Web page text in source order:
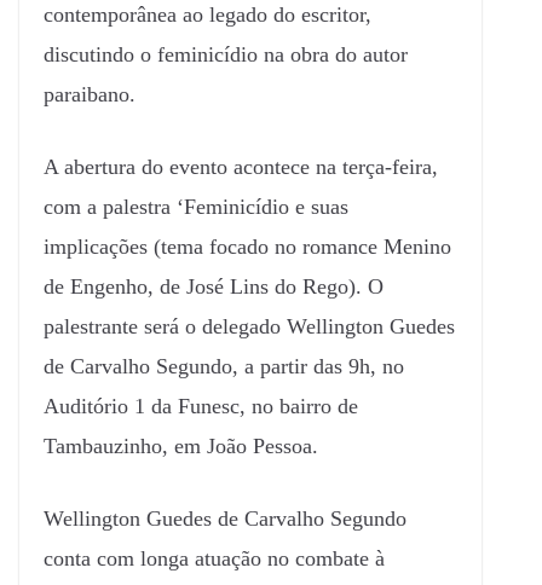
contemporânea ao legado do escritor,
discutindo o feminicídio na obra do autor
paraibano.
A abertura do evento acontece na terça-feira,
com a palestra ‘Feminicídio e suas
implicações (tema focado no romance Menino
de Engenho, de José Lins do Rego). O
palestrante será o delegado Wellington Guedes
de Carvalho Segundo, a partir das 9h, no
Auditório 1 da Funesc, no bairro de
Tambauzinho, em João Pessoa.
Wellington Guedes de Carvalho Segundo
conta com longa atuação no combate à